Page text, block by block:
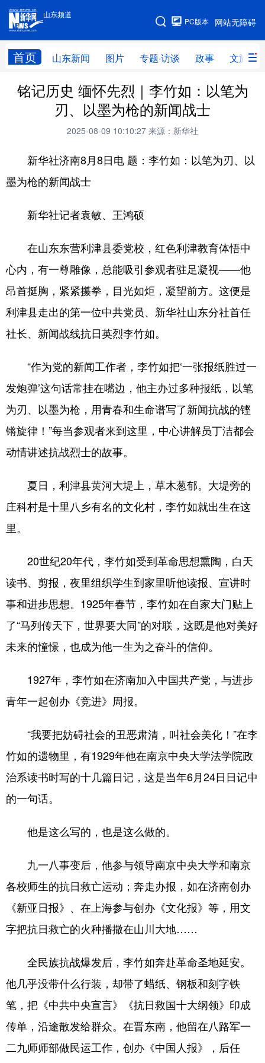
山东频道
网站无障碍
PC版本
首页 山东新闻 图片 专题·访谈 政事 文旅
手机版
网站地图
学习进行时 高层 时政 人事
财经 网评
全球连线
科技 科普 体育 文化
健康
图片 中央文件
溯源中国 城市 旅游
会展 彩票 娱乐 时尚
悦读 公益 书画 一带一路
亚太网 上市公司 投教基地
地方频道
首页 山东新闻 图片 专题·访谈
政事 文旅 社会民生 山东产经
文娱 融媒秀
健康 微视齐鲁
多语种频道
English Español Français عربى
Русский язык 日本語 한국어
Deutsch Português
铭记历史 缅怀先烈｜李竹如：以笔为
刃、以墨为枪的新闻战士
2025-08-09 10:10:27 来源：新华社
新华社济南8月8日电 题：李竹如：以笔为刃、以
墨为枪的新闻战士
新华社记者袁敏、王鸿硕
在山东东营利津县委党校，红色利津教育体悟中
心内，有一尊雕像，总能吸引参观者驻足凝视——他
昂首挺胸，紧紧攥拳，目光如炬，凝望前方。这便是
利津县走出的第一位中共党员、新华社山东分社首任
社长、新闻战线抗日英烈李竹如。
“作为党的新闻工作者，李竹如把‘一张报纸胜过一
发炮弹’这句话常挂在嘴边，他主办过多种报纸，以笔
为刃、以墨为枪，用青春和生命谱写了新闻抗战的铿
锵旋律！”每当参观者来到这里，中心讲解员丁洁都会
动情讲述抗战烈士的故事。
夏日，利津县黄河大堤上，草木葱郁。大堤旁的
庄科村是十里八乡有名的文化村，李竹如就出生在这
里。
20世纪20年代，李竹如受到革命思想熏陶，白天
读书、剪报，夜里组织学生到家里听他读报、宣讲时
事和进步思想。1925年春节，李竹如在自家大门贴上
了“马列传天下，世界要大同”的对联，这既是他对美好
未来的憧憬，也成为他一生为之奋斗的信仰。
1927年，李竹如在济南加入中国共产党，与进步
青年一起创办《竞进》周报。
“我要把妨碍社会的丑恶肃清，叫社会美化！”在李
竹如的遗物里，有1929年他在南京中央大学法学院政
治系读书时写的十几篇日记，这是当年6月24日日记中
的一句话。
他是这么写的，也是这么做的。
九一八事变后，他参与领导南京中央大学和南京
各校师生的抗日救亡运动；奔走办报，如在济南创办
《新亚日报》、在上海参与创办《文化报》等，用文
字把抗日救亡的火种播撒在山川大地……
全民族抗战爆发后，李竹如奔赴革命圣地延安。
他几乎没带什么行装，却带了蜡纸、钢板和刻字铁
笔，把《中共中央宣言》《抗日救国十大纲领》印成
传单，沿途散发给群众。在晋东南，他留在八路军一
二九师师部做民运工作，创办《中国人报》，后任